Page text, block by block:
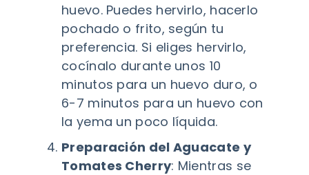
huevo. Puedes hervirlo, hacerlo
pochado o frito, según tu
preferencia. Si eliges hervirlo,
cocínalo durante unos 10
minutos para un huevo duro, o
6-7 minutos para un huevo con
la yema un poco líquida.
Preparación del Aguacate y
Tomates Cherry: Mientras se